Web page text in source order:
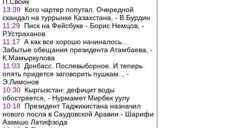
13:39 Кого чартер попутал. Очередной
скандал на туррынке Казахстана, - В.Бурдин
11:29 Писк на Фейсбуке - Борис Немцов, -
Р.Устраханов
11:17 А как все хорошо начиналось...
Забытые обещания президента Атамбаева, -
К.Мамыркулова
11:03
Донбасс. Послевыборное. И теперь
опять придется заговорить пушкам.., -
Э.Лимонов
10:30 Кыргызстан: дефицит воды
обостряется, - Нурмамет Мирбек уулу
10:18 Президент Таджикистана назначил
нового посла в Саудовской Аравии - Шарифи
Азамшо Латифзода